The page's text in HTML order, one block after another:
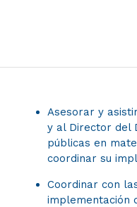
Asesorar y
y al Director del
públicas en
coordinar su
Coordinar con
implementación